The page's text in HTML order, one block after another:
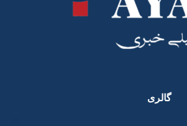
گالری